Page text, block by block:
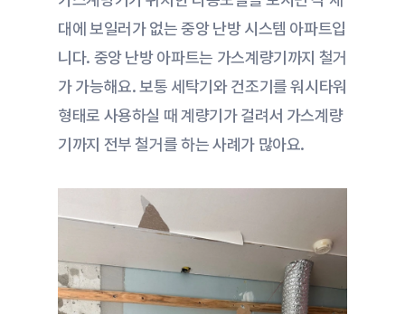
대에 보일러가 없는 중앙 난방 시스템 아파트입
니다. 중앙 난방 아파트는 가스계량기까지 철거
가 가능해요. 보통 세탁기와 건조기를 워시타워
형태로 사용하실 때 계량기가 걸려서 가스계량
기까지 전부 철거를 하는 사례가 많아요.